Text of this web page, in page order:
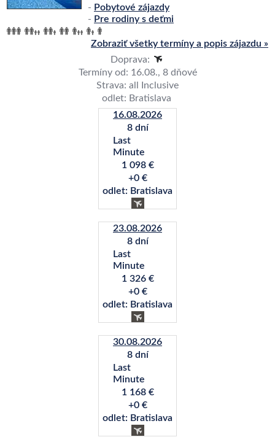
- Pobytové zájazdy
- Pre rodiny s deťmi
Zobraziť všetky termíny a popis zájazdu »
Doprava:
Termíny od: 16.08., 8 dňové
Strava: all Inclusive
odlet: Bratislava
16.08.2026
8 dní
Last
Minute
1 098 €
+0 €
odlet: Bratislava
23.08.2026
8 dní
Last
Minute
1 326 €
+0 €
odlet: Bratislava
30.08.2026
8 dní
Last
Minute
1 168 €
+0 €
odlet: Bratislava